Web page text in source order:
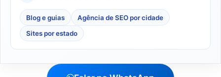
Blog e guias Agência de SEO por cidade
Sites por estado